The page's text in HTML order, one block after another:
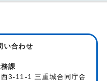
い合わせ
課
3-11-1 三重城合同庁舎